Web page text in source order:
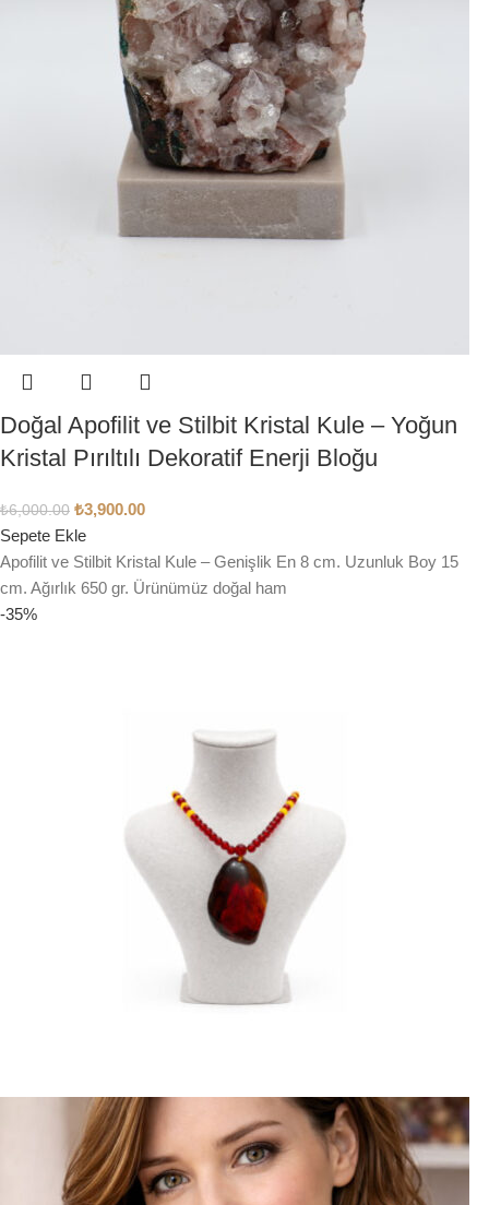
Doğal Apofilit ve Stilbit Kristal Kule – Yoğun
Kristal Pırıltılı Dekoratif Enerji Bloğu
₺6,000.00 ₺3,900.00
Sepete Ekle
Apofilit ve Stilbit Kristal Kule – Genişlik En 8 cm. Uzunluk Boy 15
cm. Ağırlık 650 gr. Ürünümüz doğal ham
-35%